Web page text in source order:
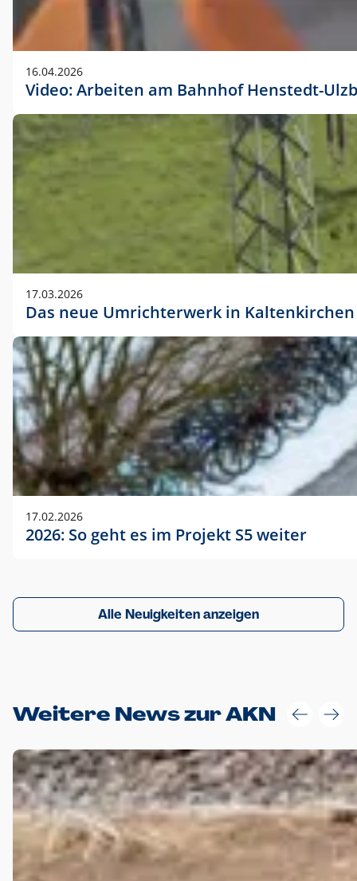
16.04.2026
Video: Arbeiten am Bahnhof Henstedt-
17.03.2026
Das neue Umrichterwerk in Kaltenkirchen
17.02.2026
2026: So geht es im Projekt S5 weiter
Alle Neuigkeiten anzeigen
Weitere News zur AKN